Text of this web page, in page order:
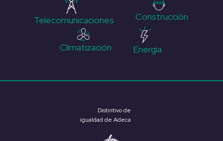
Telecomunicaciones Construcción
Climatización Energía
Distintivo de
igualdad de Adeca